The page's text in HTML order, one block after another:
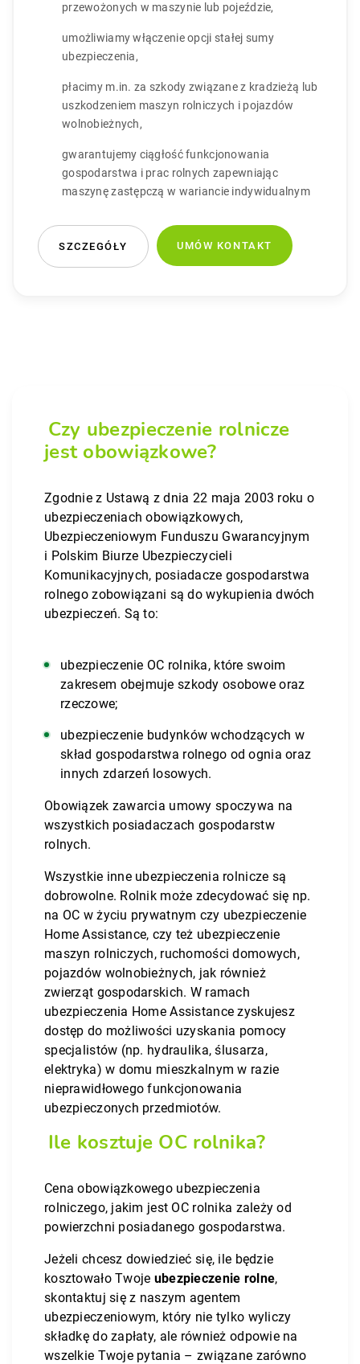
przewożonych w maszynie lub pojeździe,
umożliwiamy włączenie opcji stałej sumy
ubezpieczenia,
płacimy m.in. za szkody związane z kradzieżą lub
uszkodzeniem maszyn rolniczych i pojazdów
wolnobieżnych,
gwarantujemy ciągłość funkcjonowania
gospodarstwa i prac rolnych zapewniając
maszynę zastępczą w wariancie indywidualnym
SZCZEGÓŁY UMÓW KONTAKT
Czy ubezpieczenie rolnicze
jest obowiązkowe?
Zgodnie z Ustawą z dnia 22 maja 2003 roku o
ubezpieczeniach obowiązkowych,
Ubezpieczeniowym Funduszu Gwarancyjnym
i Polskim Biurze Ubezpieczycieli
Komunikacyjnych, posiadacze gospodarstwa
rolnego zobowiązani są do wykupienia dwóch
ubezpieczeń. Są to:
ubezpieczenie OC rolnika, które swoim
zakresem obejmuje szkody osobowe oraz
rzeczowe;
ubezpieczenie budynków wchodzących w
skład gospodarstwa rolnego od ognia oraz
innych zdarzeń losowych.
Obowiązek zawarcia umowy spoczywa na
wszystkich posiadaczach gospodarstw
rolnych.
Wszystkie inne ubezpieczenia rolnicze są
dobrowolne. Rolnik może zdecydować się np.
na OC w życiu prywatnym czy ubezpieczenie
Home Assistance, czy też ubezpieczenie
maszyn rolniczych, ruchomości domowych,
pojazdów wolnobieżnych, jak również
zwierząt gospodarskich. W ramach
ubezpieczenia Home Assistance zyskujesz
dostęp do możliwości uzyskania pomocy
specjalistów (np. hydraulika, ślusarza,
elektryka) w domu mieszkalnym w razie
nieprawidłowego funkcjonowania
ubezpieczonych przedmiotów.
Ile kosztuje OC rolnika?
Cena obowiązkowego ubezpieczenia
rolniczego, jakim jest OC rolnika zależy od
powierzchni posiadanego gospodarstwa.
Jeżeli chcesz dowiedzieć się, ile będzie
kosztowało Twoje ubezpieczenie rolne,
skontaktuj się z naszym agentem
ubezpieczeniowym, który nie tylko wyliczy
składkę do zapłaty, ale również odpowie na
wszelkie Twoje pytania – związane zarówno